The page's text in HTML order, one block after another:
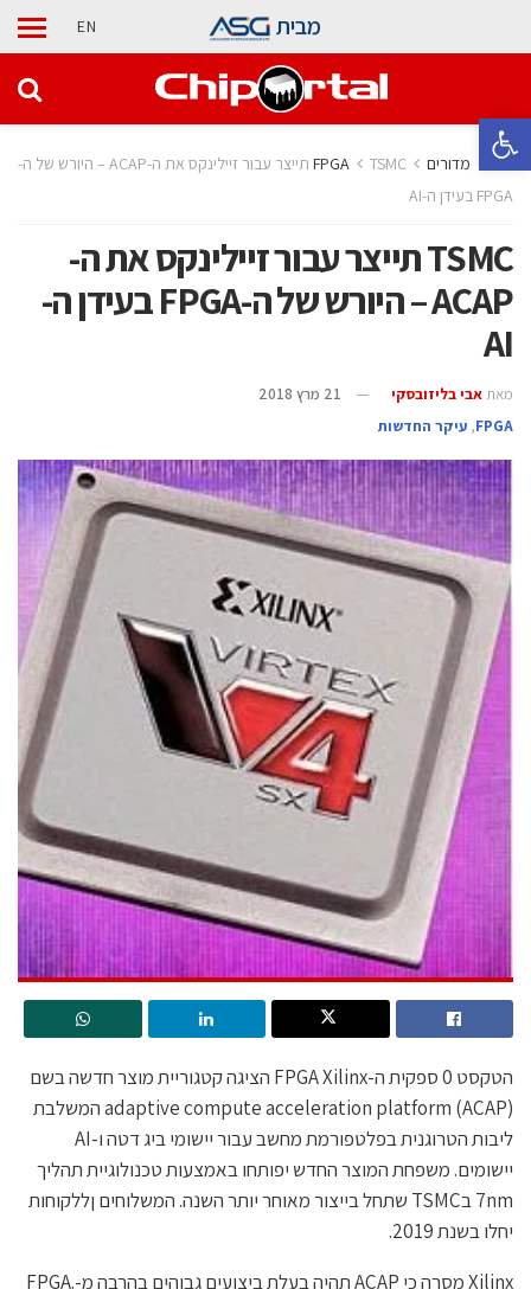
פתח סרגל נגישות
מבית EN
בית מדורים
TSMC תייצר עבור זיילינקס את ה-ACAP – היורש של ה-
FPGA בעידן ה-AI
TSMC תייצר עבור זיילינקס את ה-
ACAP – היורש של ה-FPGA בעידן ה-
AI
מאת אבי בליזובסקי
21 מרץ 2018
‫‪FPGA‬‬
, עיקר החדשות
הטקסט 0 ספקית ה-FPGA Xilinx הציגה קטגוריית מוצר חדשה בשם
adaptive compute acceleration platform (ACAP) המשלבת
ליבות הטרוגנית בפלטפורמת מחשב עבור יישומי ביג דטה ו-AI
יישומים. משפחת המוצר החדש יפותחו באמצעות טכנולוגיית תהליך
7nm בTSMC שתחל בייצור מאוחר יותר השנה. המשלוחים ןללקוחות
יחלו בשנת 2019.
Xilinx מסרה כי ACAP תהיה בעלת ביצועים גבוהים בהרבה מ-FPGA.